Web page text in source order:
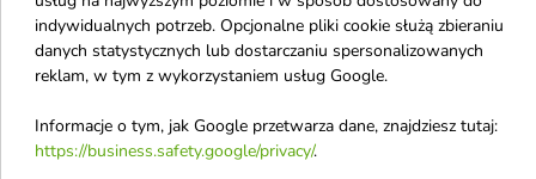

Niacynamid Krem do
twarzy na
Niacinamide Cream
rozjaśniający Krem do
indywidualnych potrzeb. Opcjonalne pliki cookie służą zbieraniu
danych statystycznych lub dostarczaniu spersonalizowanych
reklam, w tym z wykorzystaniem usług Google.
Informacje o tym, jak Google przetwarza dane, znajdziesz tutaj:
https://business.safety.google/privacy/.